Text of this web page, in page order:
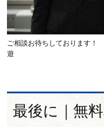
ご相談お待ちしておりま
遊
最後に｜無